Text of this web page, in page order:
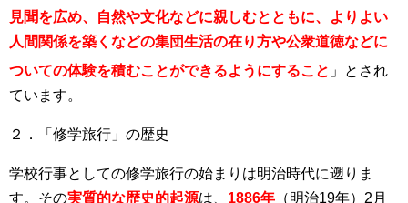
見聞を広め、自然や文化などに親しむとともに、よりよい
人間関係を築くなどの集団生活の在り方や公衆道徳などに
ついての体験を積むことができるようにすること 」
とされ
ています。
２．「修学旅行」の歴史
学校行事としての修学旅行の始まりは明治時代に遡りま
す。その実質的な歴史的起源は、 1886年 （明治19年）2月